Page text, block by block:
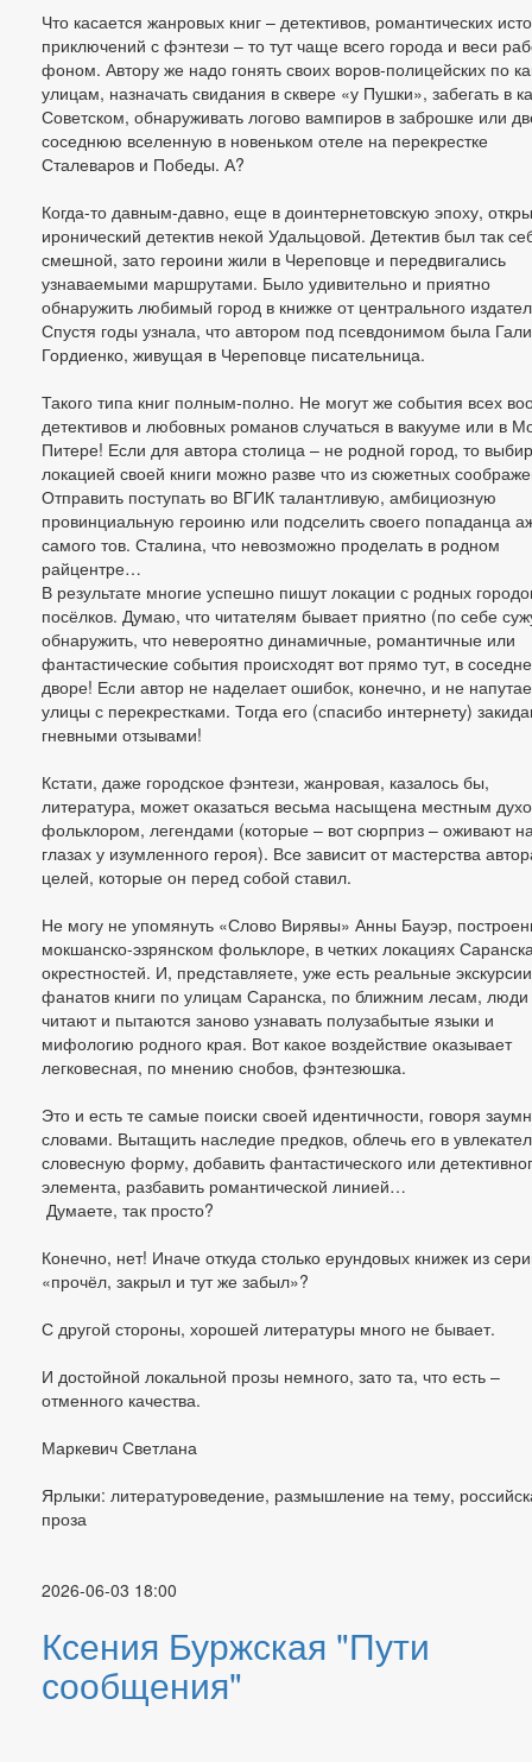
Что касается жанровых книг – детективов, романтических
приключений с фэнтези – то тут чаще всего города и веси
фоном. Автору же надо гонять своих воров-полицейских по
улицам, назначать свидания в сквере «у Пушки», забегать в
Советском, обнаруживать логово вампиров в заброшке или
соседнюю вселенную в новеньком отеле на перекрестке
Сталеваров и Победы. А?
Когда-то давным-давно, еще в доинтернетовскую эпоху,
иронический детектив некой Удальцовой. Детектив был так
смешной, зато героини жили в Череповце и передвигались
узнаваемыми маршрутами. Было удивительно и приятно
обнаружить любимый город в книжке от центрального
Спустя годы узнала, что автором под псевдонимом была
Гордиенко, живущая в Череповце писательница.
Такого типа книг полным-полно. Не могут же события всех
детективов и любовных романов случаться в вакууме или в
Питере! Если для автора столица – не родной город, то
локацией своей книги можно разве что из сюжетных
Отправить поступать во ВГИК талантливую, амбициозную
провинциальную героиню или подселить своего попаданца
самого тов. Сталина, что невозможно проделать в родном
райцентре…
В результате многие успешно пишут локации с родных
посёлков. Думаю, что читателям бывает приятно (по себе
обнаружить, что невероятно динамичные, романтичные или
фантастические события происходят вот прямо тут, в
дворе! Если автор не наделает ошибок, конечно, и не
улицы с перекрестками. Тогда его (спасибо интернету)
гневными отзывами!
Кстати, даже городское фэнтези, жанровая, казалось бы,
литература, может оказаться весьма насыщена местным
фольклором, легендами (которые – вот сюрприз – оживают
глазах у изумленного героя). Все зависит от мастерства
целей, которые он перед собой ставил.
Не могу не упомянуть «Слово Вирявы» Анны Бауэр,
мокшанско-эзрянском фольклоре, в четких локациях
окрестностей. И, представляете, уже есть реальные экскурсии
фанатов книги по улицам Саранска, по ближним лесам, люди
читают и пытаются заново узнавать полузабытые языки и
мифологию родного края. Вот какое воздействие оказывает
легковесная, по мнению снобов, фэнтезюшка.
Это и есть те самые поиски своей идентичности, говоря
словами. Вытащить наследие предков, облечь его в
словесную форму, добавить фантастического или
элемента, разбавить романтической линией…
Думаете, так просто?
Конечно, нет! Иначе откуда столько ерундовых книжек из
«прочёл, закрыл и тут же забыл»?
С другой стороны, хорошей литературы много не бывает.
И достойной локальной прозы немного, зато та, что есть –
отменного качества.
Маркевич Светлана
Ярлыки: литературоведение, размышление на тему,
проза
2026-06-03 18:00
Ксения Буржская "Пути
сообщения"